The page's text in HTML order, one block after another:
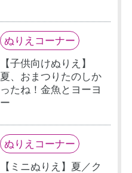
ぬりえコーナー
【子供向けぬりえ】
夏、おまつりたのしか
ったね！金魚とヨーヨ
ー
ぬりえコーナー
【ミニぬりえ】夏／ク